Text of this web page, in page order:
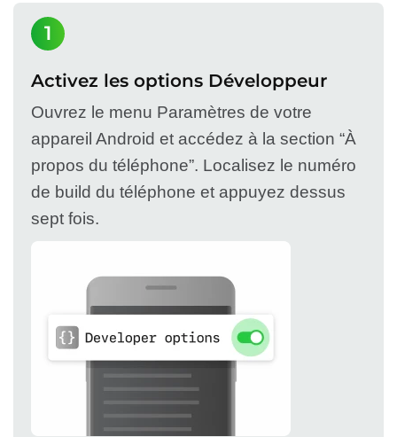
1
Activez les options Développeur
Ouvrez le menu Paramètres de votre
appareil Android et accédez à la section “À
propos du téléphone”. Localisez le numéro
de build du téléphone et appuyez dessus
sept fois.